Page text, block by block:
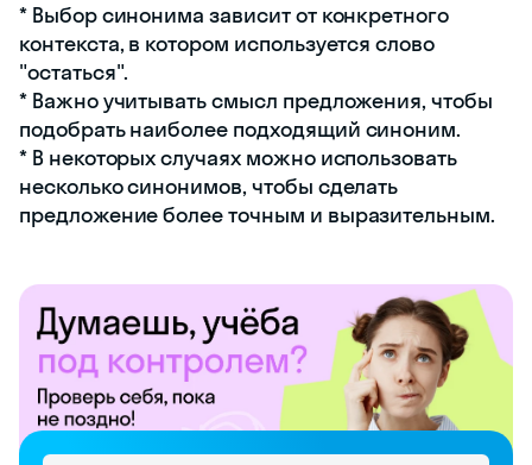
* Выбор синонима зависит от конкретного
контекста, в котором используется слово
"остаться".
* Важно учитывать смысл предложения, чтобы
подобрать наиболее подходящий синоним.
* В некоторых случаях можно использовать
несколько синонимов, чтобы сделать
предложение более точным и выразительным.